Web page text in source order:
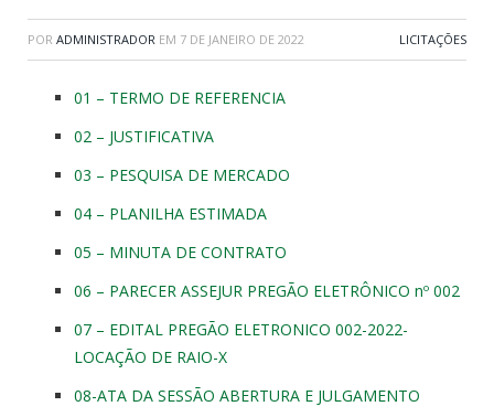
POR ADMINISTRADOR EM 7 DE JANEIRO DE 2022 LICITAÇÕES
01 – TERMO DE REFERENCIA
02 – JUSTIFICATIVA
03 – PESQUISA DE MERCADO
04 – PLANILHA ESTIMADA
05 – MINUTA DE CONTRATO
06 – PARECER ASSEJUR PREGÃO ELETRÔNICO nº 002
07 – EDITAL PREGÃO ELETRONICO 002-2022-
LOCAÇÃO DE RAIO-X
08-ATA DA SESSÃO ABERTURA E JULGAMENTO